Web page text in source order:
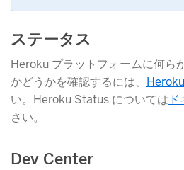
ステータス
Heroku プラットフォームに何ら
かどうかを確認するには、
い。Heroku Status については
さい。
Dev Center